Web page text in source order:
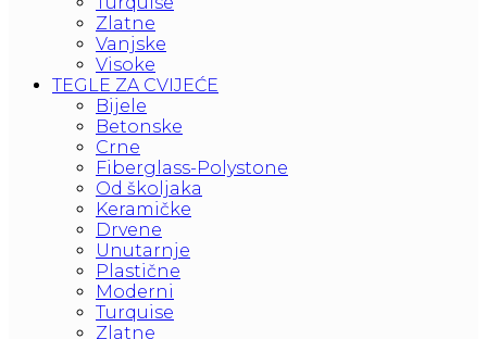
Zlatne
Vanjske
Visoke
TEGLE ZA CVIJEĆE
Bijele
Betonske
Crne
Fiberglass-Polystone
Od školjaka
Keramičke
Drvene
Unutarnje
Plastične
Moderni
Turquise
Zlatne